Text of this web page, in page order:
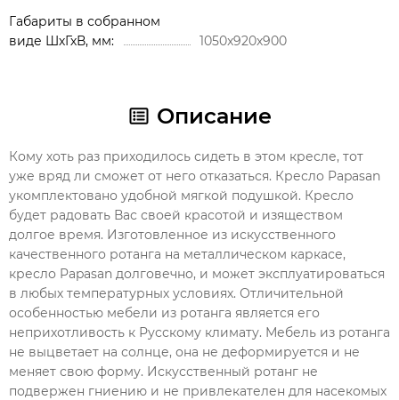
Габариты в собранном
виде ШхГхВ, мм
1050x920х900
Описание
Кому хоть раз приходилось сидеть в этом кресле, тот
уже вряд ли сможет от него отказаться. Кресло Papasan
укомплектовано удобной мягкой подушкой. Кресло
будет радовать Вас своей красотой и изяществом
долгое время. Изготовленное из искусственного
качественного ротанга на металлическом каркасе,
кресло Papasan долговечно, и может эксплуатироваться
в любых температурных условиях. Отличительной
особенностью мебели из ротанга является его
неприхотливость к Русскому климату. Мебель из ротанга
не выцветает на солнце, она не деформируется и не
меняет свою форму. Искусственный ротанг не
подвержен гниению и не привлекателен для насекомых